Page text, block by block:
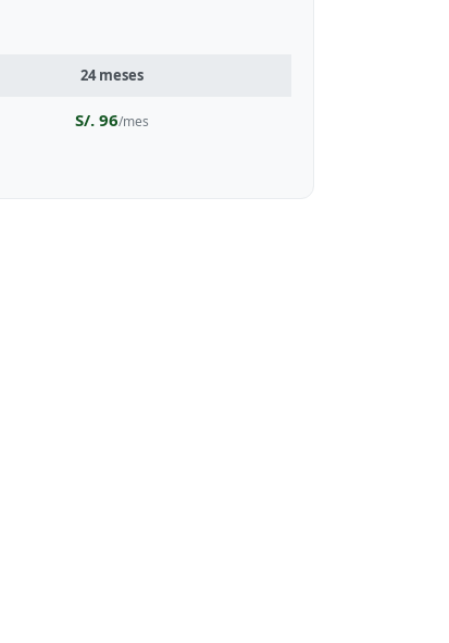
24 meses
S/. 96/mes